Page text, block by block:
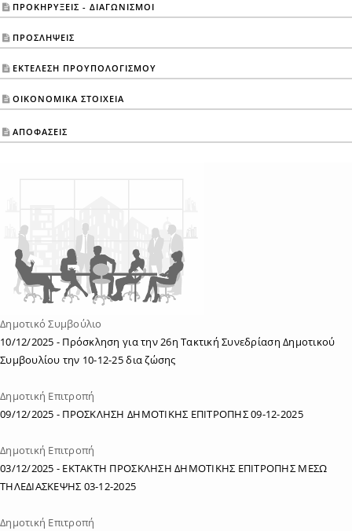
ΠΡΟΚΗΡΥΞΕΙΣ - ΔΙΑΓΩΝΙΣΜΟΙ
ΠΡΟΣΛΗΨΕΙΣ
ΕΚΤΕΛΕΣΗ ΠΡΟΥΠΟΛΟΓΙΣΜΟΥ
ΟΙΚΟΝΟΜΙΚΑ ΣΤΟΙΧΕΙΑ
ΑΠΟΦΑΣΕΙΣ
Δημοτικό Συμβούλιο
10/12/2025 - Πρόσκληση για την 26η Τακτική Συνεδρίαση Δημοτικού
Συμβουλίου την 10-12-25 δια ζώσης
Δημοτική Επιτροπή
09/12/2025 - ΠΡΟΣΚΛΗΣΗ ΔΗΜΟΤΙΚΗΣ ΕΠΙΤΡΟΠΗΣ 09-12-2025
Δημοτική Επιτροπή
03/12/2025 - ΕΚΤΑΚΤΗ ΠΡΟΣΚΛΗΣΗ ΔΗΜΟΤΙΚΗΣ ΕΠΙΤΡΟΠΗΣ ΜΕΣΩ
ΤΗΛΕΔΙΑΣΚΕΨΗΣ 03-12-2025
Δημοτική Επιτροπή